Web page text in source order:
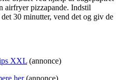
airfryer pizzapande. Indstil
30 minutter, vend det og giv de
XXL (annonce)
her(annonce)